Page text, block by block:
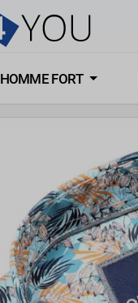
HOMME FORT